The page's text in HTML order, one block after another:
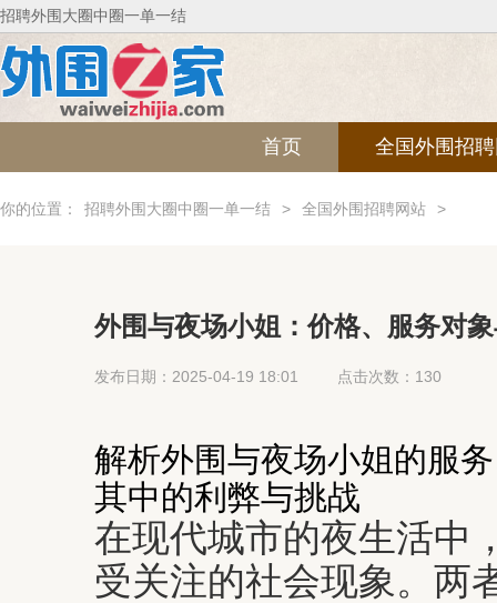
招聘外围大圈中圈一单一结
首页 全国外围招
你的位置： 招聘外围大圈中圈一单一结 > 全国外围招聘网站 >
外围与夜场小姐：价格、服务对
发布日期：2025-04-19 18:01 点击次数：130
解析外围与夜场小姐的服
其中的利弊与挑战
在现代城市的夜生活中
受关注的社会现象。两